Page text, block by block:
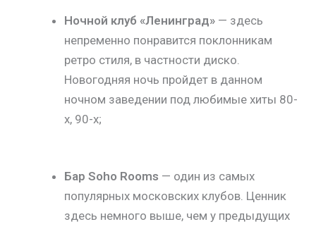
Ночной клуб «Ленинград» — здесь
непременно понравится поклонникам
ретро стиля, в частности диско.
Новогодняя ночь пройдет в данном
ночном заведении под любимые хиты 80-
х, 90-х;
Бар Soho Rooms — один из самых
популярных московских клубов. Ценник
здесь немного выше, чем у предыдущих